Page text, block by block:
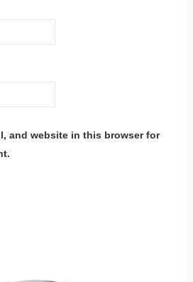
and website in this browser for